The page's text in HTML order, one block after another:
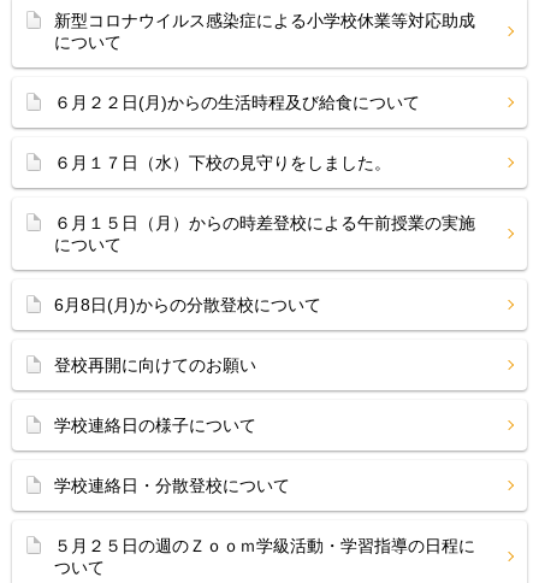
新型コロナウイルス感染症による小学校休業等対応助成
について
６月２２日(月)からの生活時程及び給食について
６月１７日（水）下校の見守りをしました。
６月１５日（月）からの時差登校による午前授業の実施
について
6月8日(月)からの分散登校について
登校再開に向けてのお願い
学校連絡日の様子について
学校連絡日・分散登校について
５月２５日の週のＺｏｏｍ学級活動・学習指導の日程に
ついて